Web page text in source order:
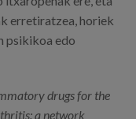
erretiratzea, horiek
psikikoa edo
drugs for the
a network